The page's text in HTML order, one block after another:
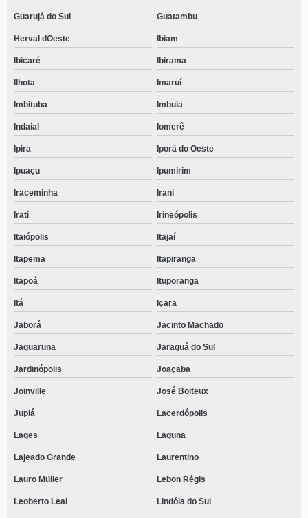
Guarujá do Sul Guatambu
Herval dOeste Ibiam
Ibicaré Ibirama
Ilhota Imaruí
Imbituba Imbuia
Indaial Iomerê
Ipira Iporã do Oeste
Ipuaçu Ipumirim
Iraceminha Irani
Irati Irineópolis
Itaiópolis Itajaí
Itapema Itapiranga
Itapoá Ituporanga
Itá Içara
Jaborá Jacinto Machado
Jaguaruna Jaraguá do Sul
Jardinópolis Joaçaba
Joinville José Boiteux
Jupiá Lacerdópolis
Lages Laguna
Lajeado Grande Laurentino
Lauro Müller Lebon Régis
Leoberto Leal Lindóia do Sul